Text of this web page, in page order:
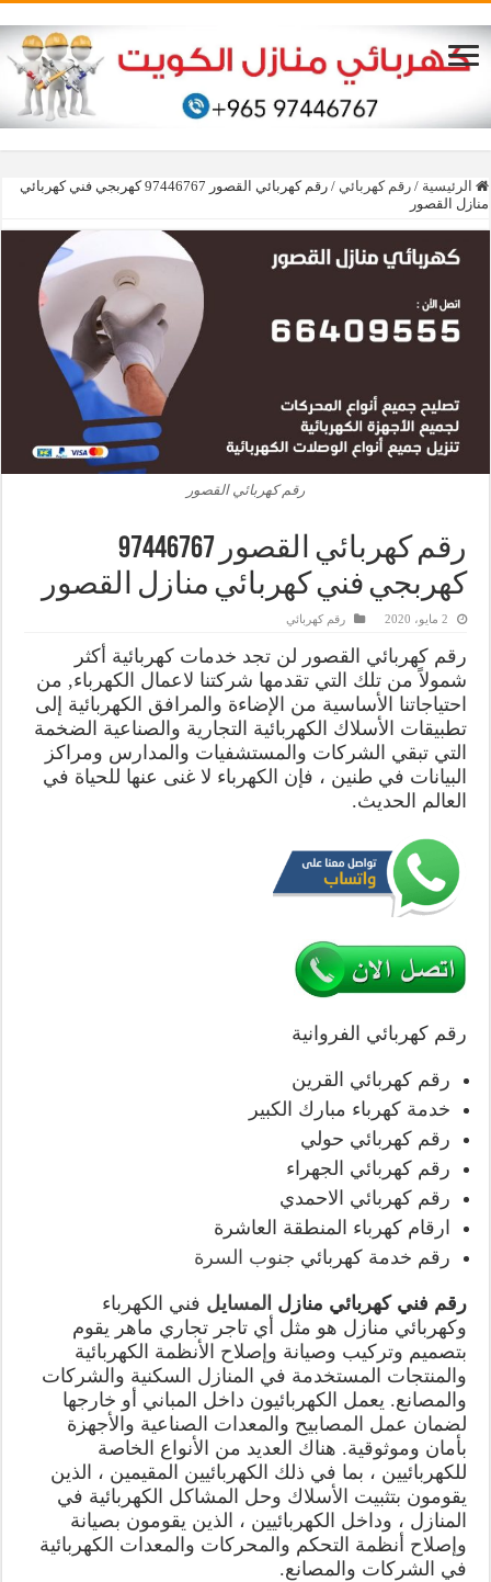
الرئيسية / رقم كهربائي /
رقم كهربائي القصور 97446767‬ كهربجي فني كهربائي
منازل القصور
رقم كهربائي القصور
كهربجي فني كهربائي منازل القصور
2 مايو، 2020 رقم كهربائي
رقم كهربائي القصور لن تجد خدمات كهربائية أكثر
شمولاً من تلك التي تقدمها شركتنا لاعمال الكهرباء, من
احتياجاتنا الأساسية من الإضاءة والمرافق الكهربائية إلى
تطبيقات الأسلاك الكهربائية التجارية والصناعية الضخمة
التي تبقي الشركات والمستشفيات والمدارس ومراكز
البيانات في طنين ، فإن الكهرباء لا غنى عنها للحياة في
العالم الحديث.
رقم كهربائي الفروانية
رقم كهربائي القرين
خدمة كهرباء مبارك الكبير
رقم كهربائي حولي
رقم كهربائي الجهراء
رقم كهربائي الاحمدي
ارقام كهرباء المنطقة العاشرة
رقم خدمة كهربائي جنوب السرة
رقم فني كهربائي منازل المسايل فني الكهرباء
وكهربائي منازل هو مثل أي تاجر تجاري ماهر يقوم
بتصميم وتركيب وصيانة وإصلاح الأنظمة الكهربائية
والمنتجات المستخدمة في المنازل السكنية والشركات
والمصانع. يعمل الكهربائيون داخل المباني أو خارجها
لضمان عمل المصابيح والمعدات الصناعية والأجهزة
بأمان وموثوقية. هناك العديد من الأنواع الخاصة
للكهربائيين ، بما في ذلك الكهربائيين المقيمين ، الذين
يقومون بتثبيت الأسلاك وحل المشاكل الكهربائية في
المنازل ، وداخل الكهربائيين ، الذين يقومون بصيانة
وإصلاح أنظمة التحكم والمحركات والمعدات الكهربائية
في الشركات والمصانع.